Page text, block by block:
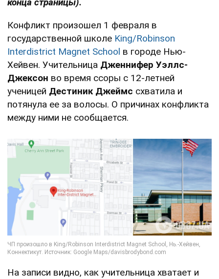
Конфликт произошел 1 февраля в
государственной школе King/Robinson
Interdistrict Magnet School в городе Нью-
Хейвен. Учительница Дженнифер Уэллс-
Джексон во время ссоры с 12-летней
ученицей Дестиник Джеймс схватила и
потянула ее за волосы. О причинах конфликта
между ними не сообщается.
На записи видно, как учительница хватает и